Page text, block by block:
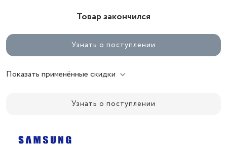
Товар закончился
Узнать о поступлении
Показать применённые скидки
Узнать о поступлении